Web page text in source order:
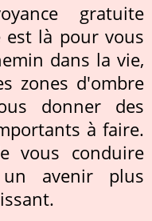
gratuite
est là pour vous
dans la vie,
zones d'ombre
donner des
à faire.
vous conduire
un avenir plus